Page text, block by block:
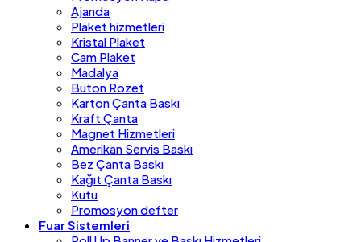
Ajanda
Plaket hizmetleri
Kristal Plaket
Cam Plaket
Madalya
Buton Rozet
Karton Çanta Baskı
Kraft Çanta
Magnet Hizmetleri
Amerikan Servis Baskı
Bez Çanta Baskı
Kağıt Çanta Baskı
Kutu
Promosyon defter
Fuar Sistemleri